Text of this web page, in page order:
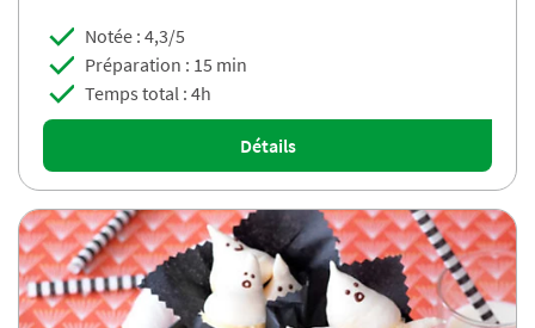
Notée : 4,3/5
Préparation : 15 min
Temps total : 4h
Détails